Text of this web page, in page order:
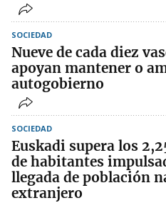
SOCIEDAD
Nueve de cada diez
apoyan mantener o
autogobierno
SOCIEDAD
Euskadi supera los
de habitantes
llegada de población
extranjero